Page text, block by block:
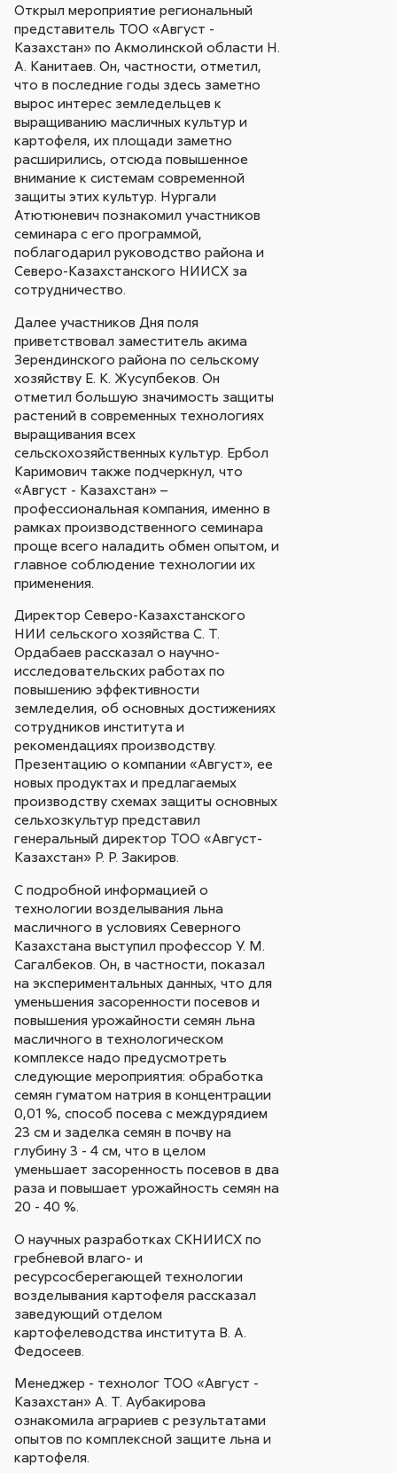
Открыл мероприятие региональный
представитель ТОО «Август -
Казахстан» по Акмолинской области Н.
А. Канитаев. Он, частности, отметил,
что в последние годы здесь заметно
вырос интерес земледельцев к
выращиванию масличных культур и
картофеля, их площади заметно
расширились, отсюда повышенное
внимание к системам современной
защиты этих культур. Нургали
Атютюневич познакомил участников
семинара с его программой,
поблагодарил руководство района и
Северо-Казахстанского НИИСХ за
сотрудничество.
Далее участников Дня поля
приветствовал заместитель акима
Зерендинского района по сельскому
хозяйству Е. К. Жусупбеков. Он
отметил большую значимость защиты
растений в современных технологиях
выращивания всех
сельскохозяйственных культур. Ербол
Каримович также подчеркнул, что
«Август - Казахстан» –
профессиональная компания, именно в
рамках производственного семинара
проще всего наладить обмен опытом, и
главное соблюдение технологии их
применения.
Директор Северо-Казахстанского
НИИ сельского хозяйства С. Т.
Ордабаев рассказал о научно-
исследовательских работах по
повышению эффективности
земледелия, об основных достижениях
сотрудников института и
рекомендациях производству.
Презентацию о компании «Август», ее
новых продуктах и предлагаемых
производству схемах защиты основных
сельхозкультур представил
генеральный директор ТОО «Август-
Казахстан» Р. Р. Закиров.
С подробной информацией о
технологии возделывания льна
масличного в условиях Северного
Казахстана выступил профессор У. М.
Сагалбеков. Он, в частности, показал
на экспериментальных данных, что для
уменьшения засоренности посевов и
повышения урожайности семян льна
масличного в технологическом
комплексе надо предусмотреть
следующие мероприятия: обработка
семян гуматом натрия в концентрации
0,01 %, способ посева с междурядием
23 см и заделка семян в почву на
глубину 3 - 4 см, что в целом
уменьшает засоренность посевов в два
раза и повышает урожайность семян на
20 - 40 %.
О научных разработках СКНИИСХ по
гребневой влаго- и
ресурсосберегающей технологии
возделывания картофеля рассказал
заведующий отделом
картофелеводства института В. А.
Федосеев.
Менеджер - технолог ТОО «Август -
Казахстан» А. Т. Аубакирова
ознакомила аграриев с результатами
опытов по комплексной защите льна и
картофеля.